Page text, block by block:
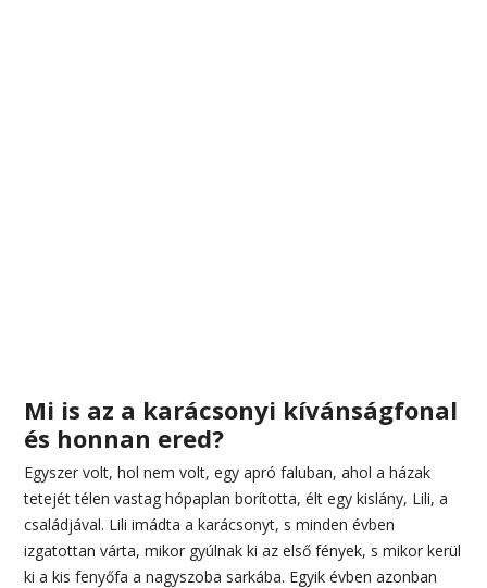
Mi is az a karácsonyi kívánságfonal
és honnan ered?
Egyszer volt, hol nem volt, egy apró faluban, ahol a házak
tetejét télen vastag hópaplan borította, élt egy kislány, Lili, a
családjával. Lili imádta a karácsonyt, s minden évben
izgatottan várta, mikor gyúlnak ki az első fények, s mikor kerül
ki a kis fenyőfa a nagyszoba sarkába. Egyik évben azonban